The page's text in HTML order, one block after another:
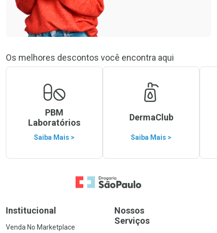
Os melhores descontos você encontra aqui
PBM
Laboratórios
Saiba Mais >
DermaClub
Saiba Mais >
Ir para a Home
Institucional
Venda No Marketplace
Nossos
Serviços